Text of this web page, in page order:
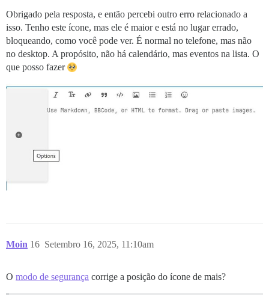
Obrigado pela resposta, e então percebi outro erro relacionado a
isso. Tenho este ícone, mas ele é maior e está no lugar errado,
bloqueando, como você pode ver. É normal no telefone, mas não
no desktop. A propósito, não há calendário, mas eventos na lista. O
que posso fazer
Moin Setembro 16, 2025, 11:10am
16
O modo de segurança corrige a posição do ícone de mais?